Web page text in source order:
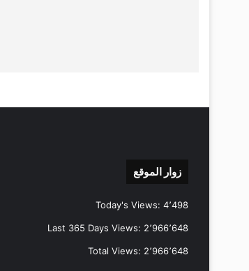
زوار الموقع
Today's Views: 4٬498
Last 365 Days Views: 2٬966٬648
Total Views: 2٬966٬648